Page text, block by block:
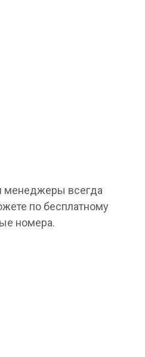
менеджеры всегда
по бесплатному
номера.